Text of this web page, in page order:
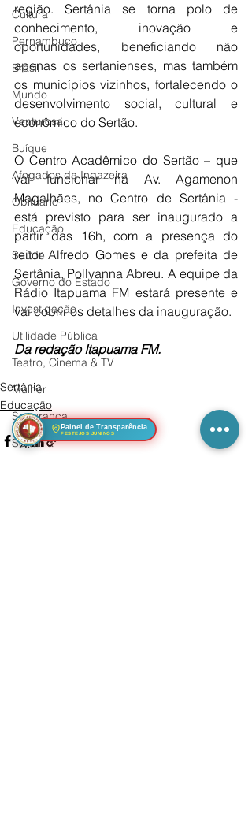
Cultura
Pernambuco
Brasil
Mundo
Venturosa
Buíque
Afogados da Ingazeira
Obituário
Educação
Saúde
Governo do Estado
Investigação
Utilidade Pública
Teatro, Cinema & TV
Mulher
Segurança
Sertânia
região. Sertânia se torna polo de
conhecimento, inovação e
oportunidades, beneficiando não
apenas os sertanienses, mas também
os municípios vizinhos, fortalecendo o
desenvolvimento social, cultural e
econômico do Sertão.
O Centro Acadêmico do Sertão – que
vai funcionar na Av. Agamenon
Magalhães, no Centro de Sertânia -
está previsto para ser inaugurado a
partir das 16h, com a presença do
reitor Alfredo Gomes e da prefeita de
Sertânia, Pollyanna Abreu. A equipe da
Rádio Itapuama FM estará presente e
vai cobrir os detalhes da inauguração.
Da redação Itapuama FM.
Sertânia
Educação
Painel de Transparência
FESTEJOS JUNINOS